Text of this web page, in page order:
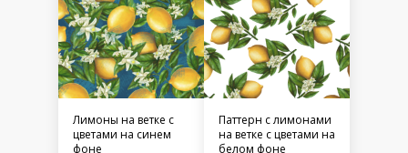
Лимоны на ветке с
цветами на синем
фоне
Паттерн с лимонами
на ветке с цветами на
белом фоне